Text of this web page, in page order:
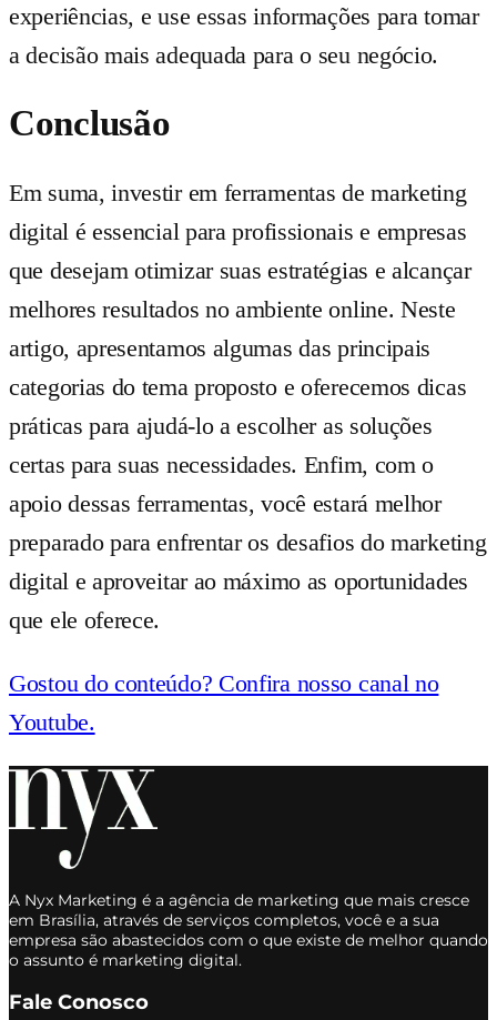
experiências, e use essas informações para tomar
a decisão mais adequada para o seu negócio.
Conclusão
Em suma, investir em ferramentas de marketing
digital é essencial para profissionais e empresas
que desejam otimizar suas estratégias e alcançar
melhores resultados no ambiente online. Neste
artigo, apresentamos algumas das principais
categorias do tema proposto e oferecemos dicas
práticas para ajudá-lo a escolher as soluções
certas para suas necessidades. Enfim, com o
apoio dessas ferramentas, você estará melhor
preparado para enfrentar os desafios do marketing
digital e aproveitar ao máximo as oportunidades
que ele oferece.
Gostou do conteúdo? Confira nosso canal no
Youtube.
A Nyx Marketing é a agência de marketing que mais cresce
em Brasília, através de serviços completos, você e a sua
empresa são abastecidos com o que existe de melhor quando
o assunto é marketing digital.
Fale Conosco